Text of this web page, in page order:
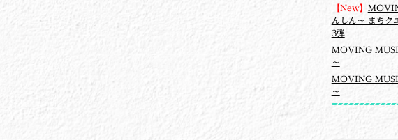
【New】
んしん～ まちク
3弾
MOVING
～
MOVING
～